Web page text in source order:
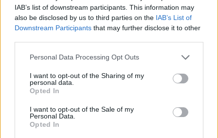
IAB’s list of downstream participants. This information may
also be disclosed by us to third parties on the IAB’s List of
Downstream Participants that may further disclose it to other
Personal Data Processing Opt Outs
I want to opt-out of the Sharing of my
personal data.
Opted In
I want to opt-out of the Sale of my
Personal Data.
Opted In
Κιμ Καρντάσιαν και Λιούις
Χάμιλτον: Τα νέα κοινά
στιγμιότυπα που μοιράστηκαν
στο Instagram
ΣΉΜΕΡΑ
φωτογραφικό άλμπουμ με selfie και
αγκαλιές μαζί με τον επτά φορές
Βάνα Μπάρμπα για τον Νίκο